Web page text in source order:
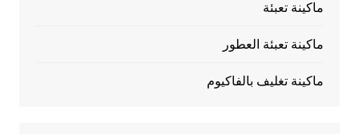
ماكينة تعبئة
ماكينة تعبئة العطور
ماكينة تغليف بالفاكيوم